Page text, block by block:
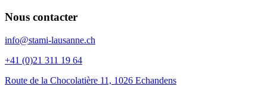
Nous contacter
info@stami-lausanne.ch
+41 (0)21 311 19 64
Route de la Chocolatière 11, 1026 Echandens